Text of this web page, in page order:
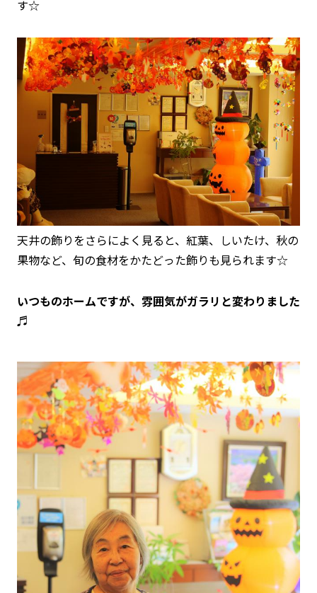
す☆
天井の飾りをさらによく見ると、紅葉、しいたけ、秋の
果物など、旬の食材をかたどった飾りも見られます☆
いつものホームですが、雰囲気がガラリと変わりました
♬